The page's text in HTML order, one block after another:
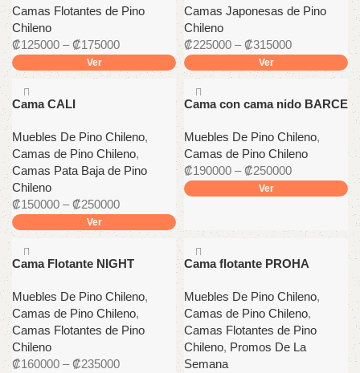
Camas Flotantes de Pino
Chileno
₡125000 –₡175000
Ver
Camas Japonesas de Pino
Chileno
₡225000 –₡315000
Ver
Cama CALI
Muebles De Pino Chileno,
Camas de Pino Chileno,
Camas Pata Baja de Pino
Chileno
₡150000 –₡250000
Ver
Cama con cama nido BARCE
Muebles De Pino Chileno,
Camas de Pino Chileno
₡190000 –₡250000
Ver
Cama Flotante NIGHT
Muebles De Pino Chileno,
Camas de Pino Chileno,
Camas Flotantes de Pino
Chileno
₡160000 –₡235000
Cama flotante PROHA
Muebles De Pino Chileno,
Camas de Pino Chileno,
Camas Flotantes de Pino
Chileno, Promos De La
Semana